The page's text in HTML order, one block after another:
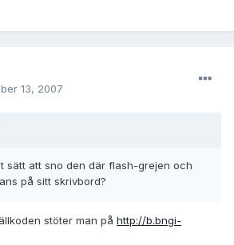
13, 2007
sätt att sno den där flash-grejen och
på sitt skrivbord?
stöter man på http://b.bngi-